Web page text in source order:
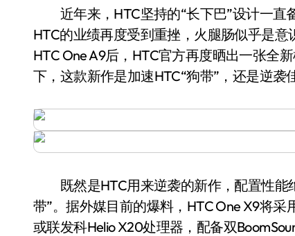
近年来，HTC坚持的“长下巴”设计一直
HTC的业绩再度受到重挫，火腿肠似乎是
HTC One A9后，HTC官方再度晒出一张全
下，这款新作是加速HTC“狗带”，还是逆袭
既然是HTC用来逆袭的新作，配置性能
带”。据外媒目前的爆料，HTC One X9将
或联发科Helio X20处理器，配备双